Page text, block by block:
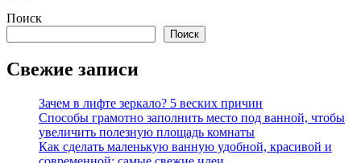
Поиск
Поиск
Свежие записи
Зачем в лифте зеркало? 5 веских причин
Способы грамотно заполнить место под ванной, чтобы
увеличить полезную площадь комнаты
Как сделать маленькую ванную удобной, красивой и